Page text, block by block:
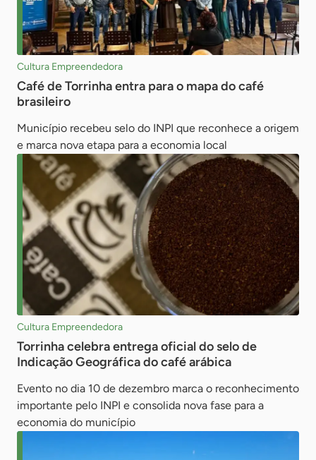
Cultura Empreendedora
Café de Torrinha entra para o mapa do café
brasileiro
Município recebeu selo do INPI que reconhece a origem
e marca nova etapa para a economia local
Cultura Empreendedora
Torrinha celebra entrega oficial do selo de
Indicação Geográfica do café arábica
Evento no dia 10 de dezembro marca o reconhecimento
importante pelo INPI e consolida nova fase para a
economia do município